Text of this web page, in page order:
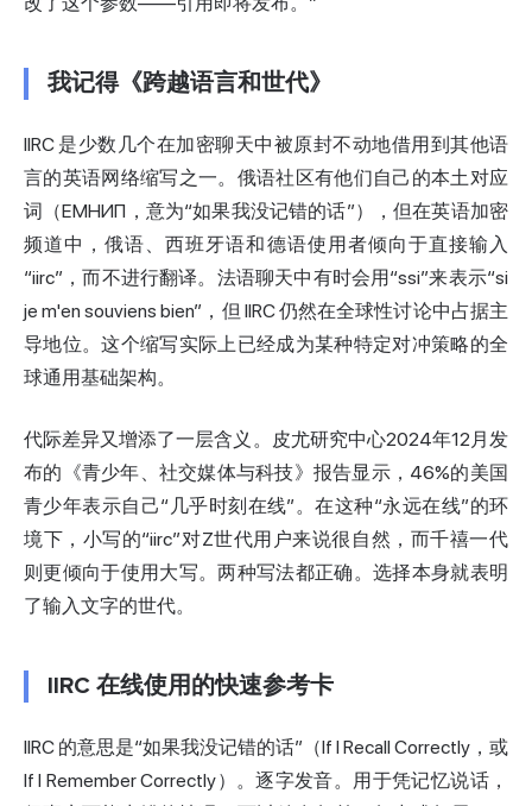
我记得《跨越语言和世代》
IIRC 是少数几个在加密聊天中被原封不动地借用到其他语
言的英语网络缩写之一。俄语社区有他们自己的本土对应
词（ЕМНИП，意为“如果我没记错的话”），但在英语加密
频道中，俄语、西班牙语和德语使用者倾向于直接输入
“iirc”，而不进行翻译。法语聊天中有时会用“ssi”来表示“si
je m'en souviens bien”，但 IIRC 仍然在全球性讨论中占据主
导地位。这个缩写实际上已经成为某种特定对冲策略的全
球通用基础架构。
代际差异又增添了一层含义。皮尤研究中心2024年12月发
布的《青少年、社交媒体与科技》报告显示，46%的美国
青少年表示自己“几乎时刻在线”。在这种“永远在线”的环
境下，小写的“iirc”对Z世代用户来说很自然，而千禧一代
则更倾向于使用大写。两种写法都正确。选择本身就表明
了输入文字的世代。
IIRC 在线使用的快速参考卡
IIRC 的意思是“如果我没记错的话”（If I Recall Correctly，或
If I Remember Correctly）。逐字发音。用于凭记忆说话，